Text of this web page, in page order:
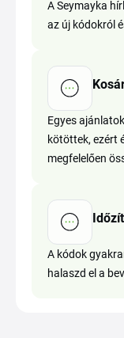
A Seymayka
az új kódokról
Egyes
kötöttek, ezért
megfelelően
A kódok
halaszd el a